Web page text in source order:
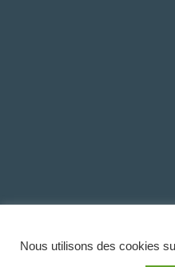
Nous utilisons des cookies